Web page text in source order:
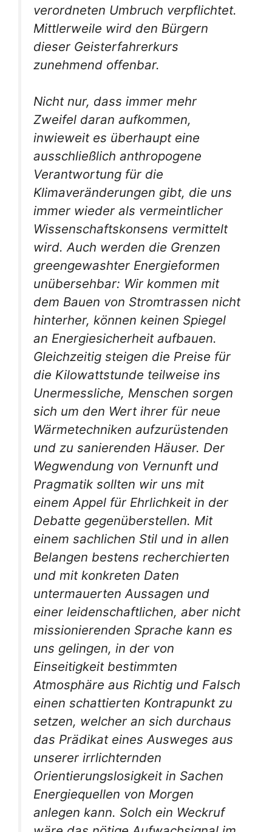
verordneten Umbruch verpflichtet.
Mittlerweile wird den Bürgern
dieser Geisterfahrerkurs
zunehmend offenbar.
Nicht nur, dass immer mehr
Zweifel daran aufkommen,
inwieweit es überhaupt eine
ausschließlich anthropogene
Verantwortung für die
Klimaveränderungen gibt, die uns
immer wieder als vermeintlicher
Wissenschaftskonsens vermittelt
wird. Auch werden die Grenzen
greengewashter Energieformen
unübersehbar: Wir kommen mit
dem Bauen von Stromtrassen nicht
hinterher, können keinen Spiegel
an Energiesicherheit aufbauen.
Gleichzeitig steigen die Preise für
die Kilowattstunde teilweise ins
Unermessliche, Menschen sorgen
sich um den Wert ihrer für neue
Wärmetechniken aufzurüstenden
und zu sanierenden Häuser. Der
Wegwendung von Vernunft und
Pragmatik sollten wir uns mit
einem Appel für Ehrlichkeit in der
Debatte gegenüberstellen. Mit
einem sachlichen Stil und in allen
Belangen bestens recherchierten
und mit konkreten Daten
untermauerten Aussagen und
einer leidenschaftlichen, aber nicht
missionierenden Sprache kann es
uns gelingen, in der von
Einseitigkeit bestimmten
Atmosphäre aus Richtig und Falsch
einen schattierten Kontrapunkt zu
setzen, welcher an sich durchaus
das Prädikat eines Ausweges aus
unserer irrlichternden
Orientierungslosigkeit in Sachen
Energiequellen von Morgen
anlegen kann. Solch ein Weckruf